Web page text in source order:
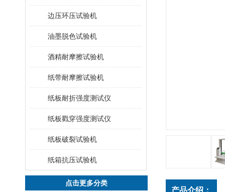
边压环压试验机
油墨脱色试验机
酒精耐摩擦试验机
纸带耐摩擦试验机
纸板耐折强度测试仪
纸板戳穿强度测试仪
纸板破裂试验机
纸箱抗压试验机
点击更多分类
产品介绍：